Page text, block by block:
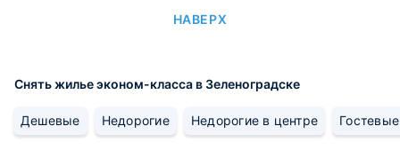
НАВЕРХ
Снять жилье эконом-класса в Зеленоградске
Дешевые Недорогие Недорогие в центре